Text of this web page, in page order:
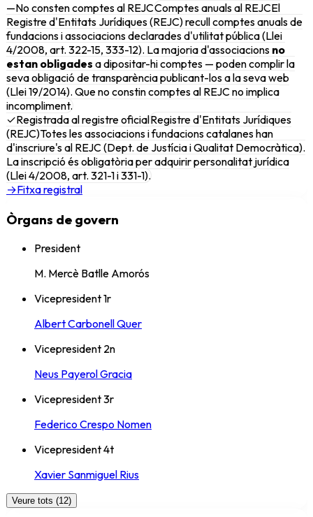
—No consten comptes al REJCComptes anuals al REJCEl
Registre d'Entitats Jurídiques (REJC) recull comptes anuals de
fundacions i associacions declarades d'utilitat pública (Llei
4/2008, art. 322-15, 333-12). La majoria d'associacions no
estan obligades a dipositar-hi comptes — poden complir la
seva obligació de transparència publicant-los a la seva web
(Llei 19/2014). Que no constin comptes al REJC no implica
incompliment.
✓Registrada al registre oficialRegistre d'Entitats Jurídiques
(REJC)Totes les associacions i fundacions catalanes han
d'inscriure's al REJC (Dept. de Justícia i Qualitat Democràtica).
La inscripció és obligatòria per adquirir personalitat jurídica
(Llei 4/2008, art. 321-1 i 331-1).
→Fitxa registral
Òrgans de govern
President
M. Mercè Batlle Amorós
Vicepresident 1r
Albert Carbonell Quer
Vicepresident 2n
Neus Payerol Gracia
Vicepresident 3r
Federico Crespo Nomen
Vicepresident 4t
Xavier Sanmiguel Rius
Veure tots (12)